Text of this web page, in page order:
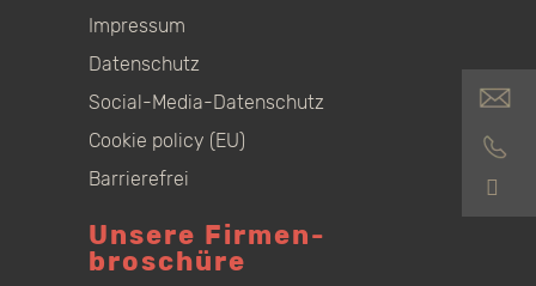
Impressum
Datenschutz
Social-Media-Datenschutz
Cookie policy (EU)
Barrierefrei
Unsere Firmen­
broschüre